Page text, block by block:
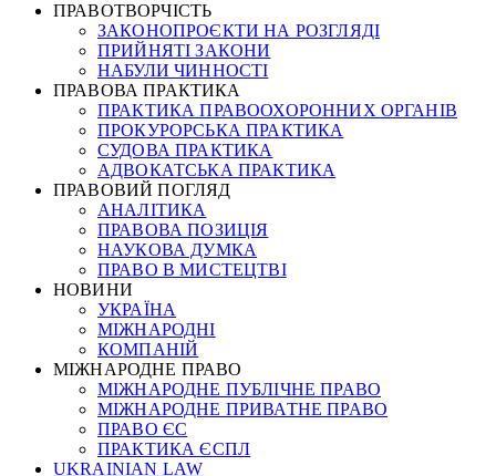
ПРАВОТВОРЧІСТЬ
ЗАКОНОПРОЄКТИ НА РОЗГЛЯДІ
ПРИЙНЯТІ ЗАКОНИ
НАБУЛИ ЧИННОСТІ
ПРАВОВА ПРАКТИКА
ПРАКТИКА ПРАВООХОРОННИХ ОРГАНІВ
ПРОКУРОРСЬКА ПРАКТИКА
СУДОВА ПРАКТИКА
АДВОКАТСЬКА ПРАКТИКА
ПРАВОВИЙ ПОГЛЯД
АНАЛІТИКА
ПРАВОВА ПОЗИЦІЯ
НАУКОВА ДУМКА
ПРАВО В МИСТЕЦТВІ
НОВИНИ
УКРАЇНА
МІЖНАРОДНІ
КОМПАНІЙ
МІЖНАРОДНЕ ПРАВО
МІЖНАРОДНЕ ПУБЛІЧНЕ ПРАВО
МІЖНАРОДНЕ ПРИВАТНЕ ПРАВО
ПРАВО ЄС
ПРАКТИКА ЄСПЛ
UKRAINIAN LAW